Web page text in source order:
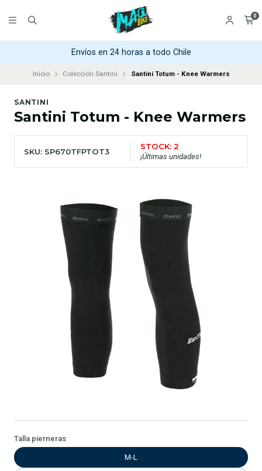
0
Envíos en 24 horas a todo Chile
Inicio Colección Santini Santini Totum - Knee Warmers
SANTINI
Santini Totum - Knee Warmers
SKU: SP670TFPTOT3
STOCK: 2
¡Últimas unidades!
Talla pierneras
M-L